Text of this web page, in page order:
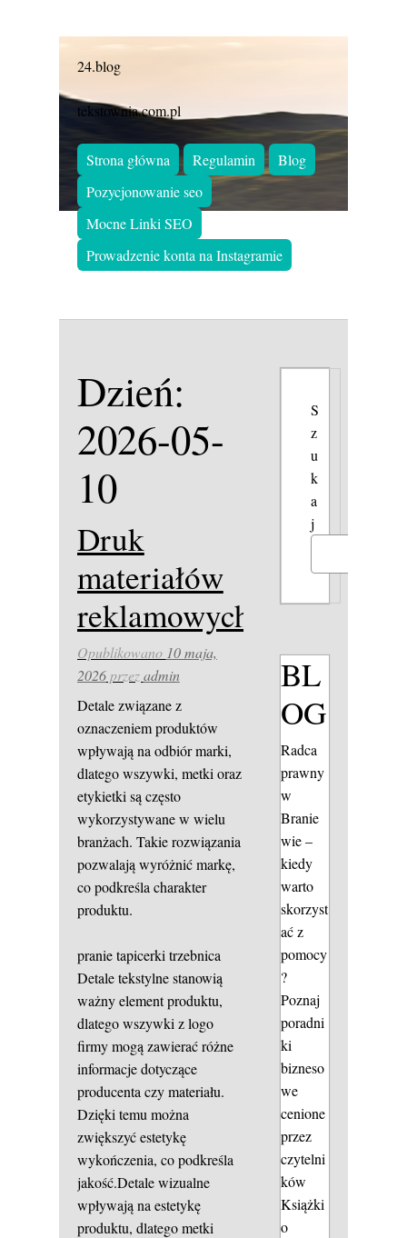
24.blog
tekstownia.com.pl
Strona główna Regulamin
Blog
Pozycjonowanie seo
Mocne Linki SEO
Prowadzenie konta na Instagramie
Dzień:
2026-05-
10
Druk
materiałów
reklamowych
Opublikowano 10 maja,
2026przezadmin
Detale związane z
oznaczeniem produktów
wpływają na odbiór marki,
dlatego wszywki, metki oraz
etykietki są często
wykorzystywane w wielu
branżach. Takie rozwiązania
pozwalają wyróżnić markę,
co podkreśla charakter
produktu.
pranie tapicerki trzebnica
Detale tekstylne stanowią
ważny element produktu,
dlatego wszywki z logo
firmy mogą zawierać różne
informacje dotyczące
producenta czy materiału.
Dzięki temu można
zwiększyć estetykę
wykończenia, co podkreśla
jakość.Detale wizualne
wpływają na estetykę
produktu, dlatego metki
S
z
u
k
a
j
BL
OG
Radca
prawny
w
Branie
wie –
kiedy
warto
skorzyst
ać z
pomocy
?
Poznaj
poradni
ki
bizneso
we
cenione
przez
czytelni
ków
Książki
o